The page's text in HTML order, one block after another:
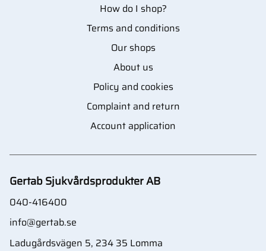
How do I shop?
Terms and conditions
Our shops
About us
Policy and cookies
Complaint and return
Account application
Gertab Sjukvårdsprodukter AB
040-416400
info@gertab.se
Ladugårdsvägen 5, 234 35 Lomma